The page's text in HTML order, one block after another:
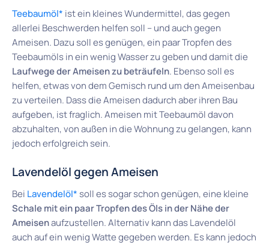
Teebaumöl* ist ein kleines Wundermittel, das gegen
allerlei Beschwerden helfen soll – und auch gegen
Ameisen. Dazu soll es genügen, ein paar Tropfen des
Teebaumöls in ein wenig Wasser zu geben und damit die
Laufwege der Ameisen zu beträufeln. Ebenso soll es
helfen, etwas von dem Gemisch rund um den Ameisenbau
zu verteilen. Dass die Ameisen dadurch aber ihren Bau
aufgeben, ist fraglich. Ameisen mit Teebaumöl davon
abzuhalten, von außen in die Wohnung zu gelangen, kann
jedoch erfolgreich sein.
Lavendelöl gegen Ameisen
Bei Lavendelöl*soll es sogar schon genügen, eine kleine
Schale mit ein paar Tropfen des Öls in der Nähe der
Ameisenaufzustellen. Alternativ kann das Lavendelöl
auch auf ein wenig Watte gegeben werden. Es kann jedoch